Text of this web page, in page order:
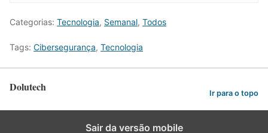
Categorias: Tecnologia, Semanal, Todos
Tags: Cibersegurança, Tecnologia
Dolutech Ir para o topo
Sair da versão mobile